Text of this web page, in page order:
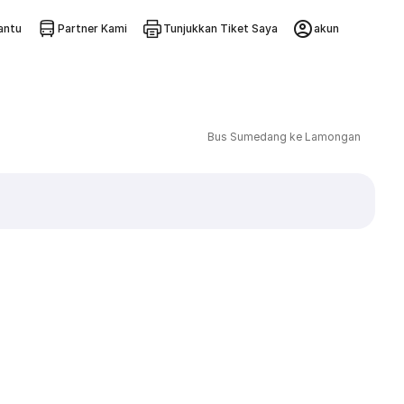
Partner Kami Tunjukkan Tiket Saya akun
Bus Sumedang ke Lamongan